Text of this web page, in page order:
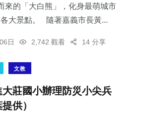
來的「大白熊」，化身最萌城市
大景點。 隨著嘉義市長黃...
日 2,742 觀看 14 分享
文教
莊國小辦理防災小尖兵
供）
142+
旅遊
102
68+
農業
364